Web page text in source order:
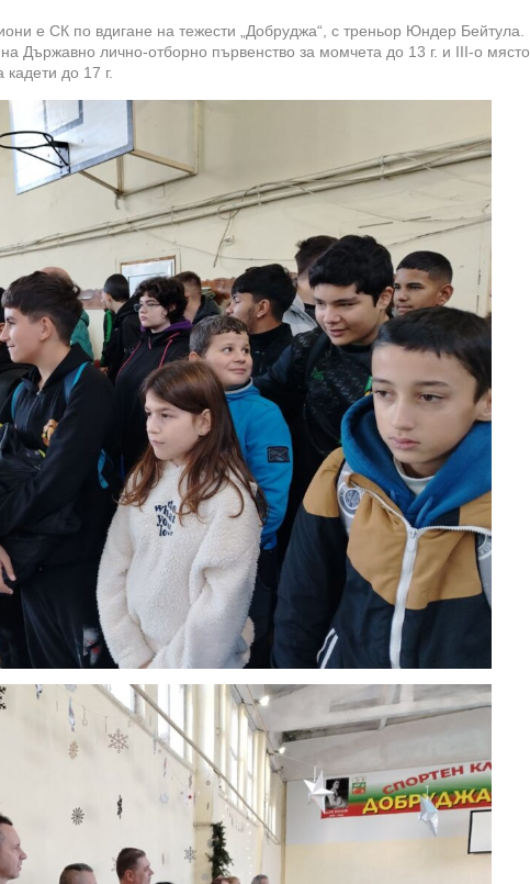
е СК по вдигане на тежести „Добруджа“, с треньор Юндер Бейтула.
Държавнo лично-отборно първенство за момчета до 13 г. и III-о място
до 17 г.